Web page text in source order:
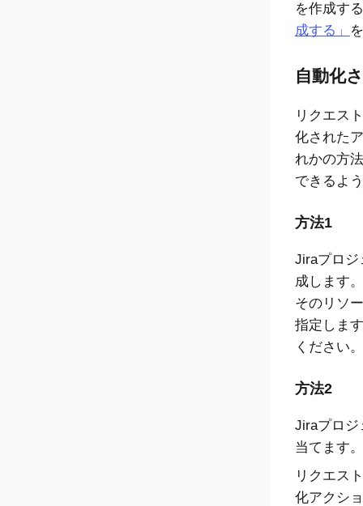
を作成す
成する」
自動化
リクエス
化された
れかの方
できるよ
方法1
Jiraプロジ
成します
そのリソ
指定しま
ください。
方法2
Jiraプロジ
当てます。
リクエス
化アクシ